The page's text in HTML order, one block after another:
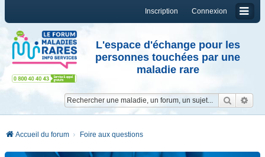
Connexion
Inscription
L'espace d'échange pour les
personnes touchées par une
maladie rare
Accueil du forum Foire aux questions